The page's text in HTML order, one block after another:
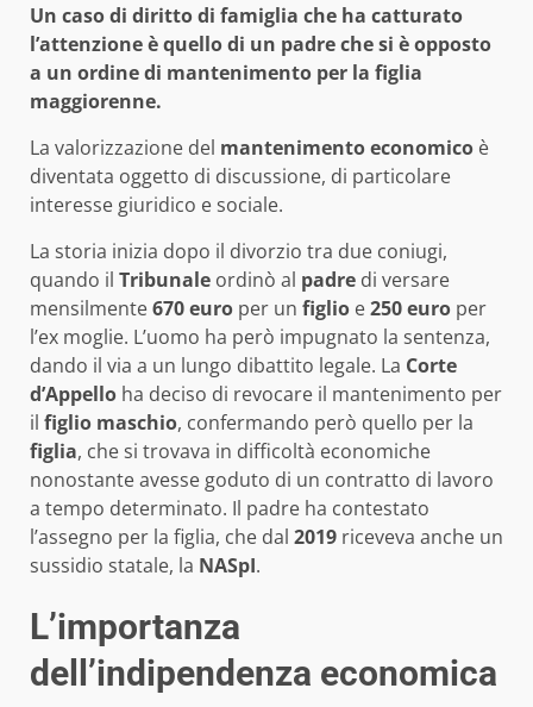
Un caso di diritto di famiglia che ha catturato
l’attenzione è quello di un padre che si è opposto
a un ordine di mantenimento per la figlia
maggiorenne.
La valorizzazione del mantenimento economico è
diventata oggetto di discussione, di particolare
interesse giuridico e sociale.
La storia inizia dopo il divorzio tra due coniugi,
quando il Tribunale ordinò al padre di versare
mensilmente670 euro per un figlio e250 euro per
l’ex moglie. L’uomo ha però impugnato la sentenza,
dando il via a un lungo dibattito legale. La Corte
d’Appello ha deciso di revocare il mantenimento per
il figlio maschio, confermando però quello per la
figlia, che si trovava in difficoltà economiche
nonostante avesse goduto di un contratto di lavoro
a tempo determinato. Il padre ha contestato
l’assegno per la figlia, che dal 2019 riceveva anche un
sussidio statale, la NASpI.
L’importanza
dell’indipendenza economica